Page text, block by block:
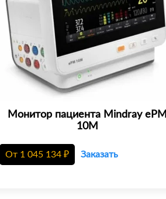
Монитор пациента Mindray еРМ
10М
От 1 045 134 ₽ Заказать